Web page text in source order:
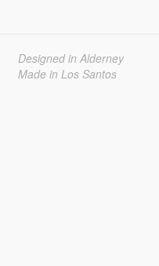
Designed in Alderney
Made in Los Santos